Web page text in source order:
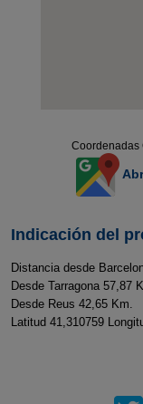
Coordenadas
Indicación del
Distancia desde
Desde Tarragona 57,87
Desde Reus 42,65 Km.
Latitud 41,310759